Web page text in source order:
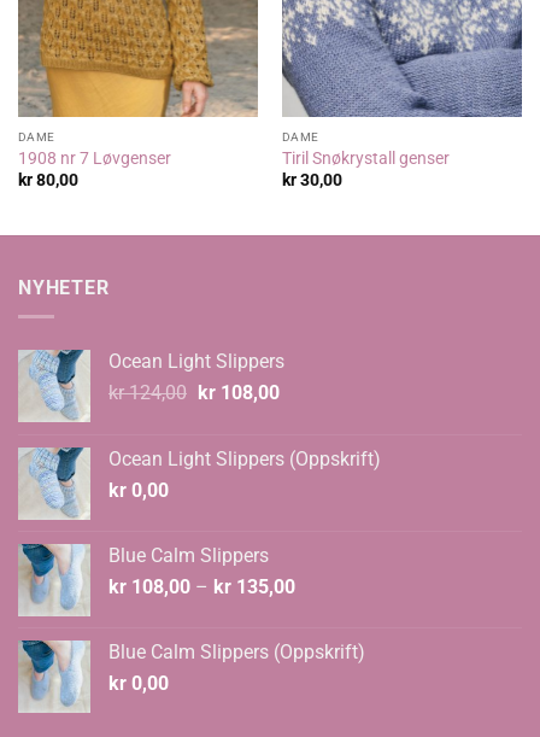
DAME
1908 nr 7 Løvgenser
kr80,00
DAME
Tiril Snøkrystall genser
kr30,00
NYHETER
Ocean Light Slippers
kr124,00 Opprinnelig
kr 124,00.
kr108,00Nåværende
kr 108,00.
Ocean Light Slippers (Oppskrift)
kr 0,00
Blue Calm Slippers
kr 108,00 – kr 135,00Prisområde:
kr 135,00
Blue Calm Slippers (Oppskrift)
kr 0,00